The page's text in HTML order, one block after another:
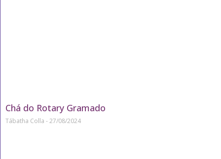
Chá do Rotary Gramado
Tábatha Colla 27/08/2024